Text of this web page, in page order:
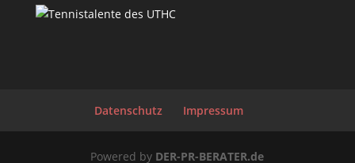
Datenschutz Impressum
Powered by DER-PR-BERATER.de